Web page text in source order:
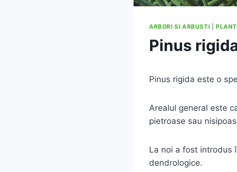
ARBORI SI ARBUSTI
Pinus
Pinus rigida este o
Arealul general este
pietroase sau
La noi a fost introdus
dendrologice.